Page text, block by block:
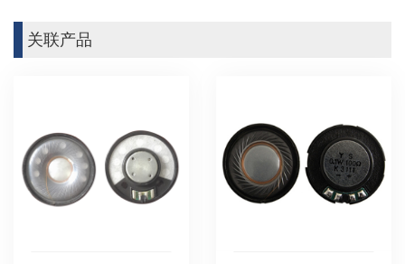
关联产品